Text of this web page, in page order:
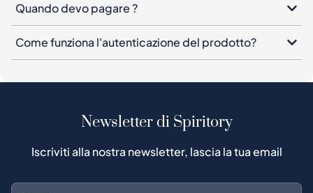
Quando devo pagare ?
Come funziona l'autenticazione del prodotto?
Newsletter di Spiritory
Iscriviti alla nostra newsletter, lascia la tua email